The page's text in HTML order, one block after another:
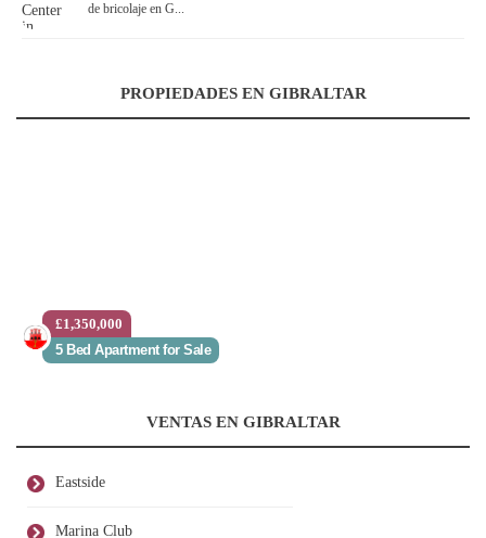
de bricolaje en G...
PROPIEDADES EN GIBRALTAR
£1,350,000
5 Bed Apartment for Sale
VENTAS EN GIBRALTAR
Eastside
Marina Club